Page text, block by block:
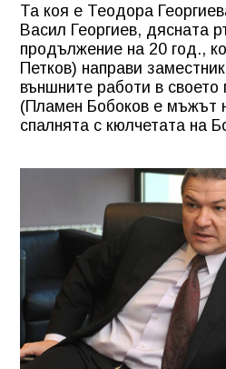
Та коя е Теодора
Васил Георгиев, дясната
продължение на 20 год.,
Петков) направи
външните работи в своето
(Пламен Бобоков е мъжът
спалнята с кюлчетата на